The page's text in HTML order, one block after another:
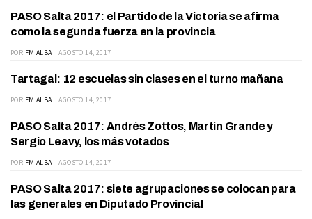
PASO Salta 2017: el Partido de la Victoria se afirma
como la segunda fuerza en la provincia
POR FM ALBA AGOSTO 14, 2017
ACTUALIDAD
Tartagal: 12 escuelas sin clases en el turno mañana
POR FM ALBA AGOSTO 14, 2017
PASO Salta 2017: Andrés Zottos, Martín Grande y
Sergio Leavy, los más votados
POR FM ALBA AGOSTO 14, 2017
PASO Salta 2017: siete agrupaciones se colocan para
las generales en Diputado Provincial